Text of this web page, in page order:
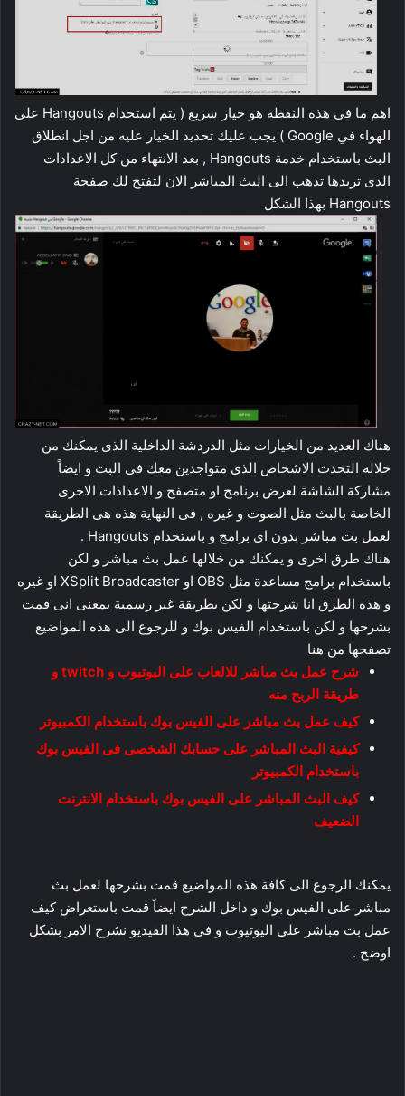
اهم ما فى هذه النقطة هو خيار سريع ( يتم استخدام Hangouts على
الهواء في Google ) يجب عليك تحديد الخيار عليه من اجل انطلاق
البث باستخدام خدمة Hangouts , بعد الانتهاء من كل الاعدادات
الذى تريدها تذهب الى البث المباشر الان لتفتح لك صفحة
Hangouts بهذا الشكل
هناك العديد من الخيارات مثل الدردشة الداخلية الذى يمكنك من
خلاله التحدث الاشخاص الذى متواجدين معك فى البث و ايضاً
مشاركة الشاشة لعرض برنامج او متصفح و الاعدادات الاخرى
الخاصة بالبث مثل الصوت و غيره , فى النهاية هذه هى الطريقة
لعمل بث مباشر بدون اى برامج و باستخدام Hangouts .
هناك طرق اخرى و يمكنك من خلالها عمل بث مباشر و لكن
باستخدام برامج مساعدة مثل OBS او XSplit Broadcaster او غيره
و هذه الطرق انا شرحتها و لكن بطريقة غير رسمية بمعنى انى قمت
بشرحها و لكن باستخدام الفيس بوك و للرجوع الى هذه المواضيع
تصفحها من هنا
شرح عمل بث مباشر للالعاب على اليوتيوب و twitch و
طريقة الربح منه
كيف عمل بث مباشر على الفيس بوك باستخدام الكمبيوتر
كيفية البث المباشر على حسابك الشخصى فى الفيس بوك
باستخدام الكمبيوتر
كيف البث المباشر على الفيس بوك باستخدام الانترنت
الضعيف
يمكنك الرجوع الى كافة هذه المواضيع قمت بشرحها لعمل بث
مباشر على الفيس بوك و داخل الشرح ايضاً قمت باستعراض كيف
عمل بث مباشر على اليوتيوب و فى هذا الفيديو نشرح الامر بشكل
اوضح .